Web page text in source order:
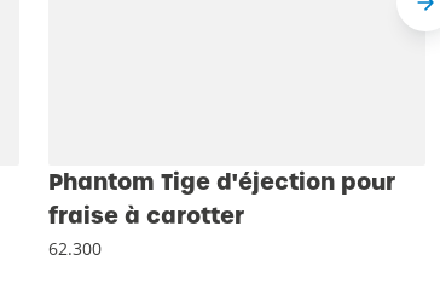
Phantom Tige d'éjection pour
fraise à carotter
62.300